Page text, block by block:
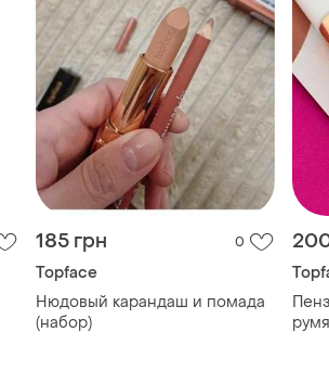
185 грн 0
Topface
Нюдовый карандаш и помада
(набор)